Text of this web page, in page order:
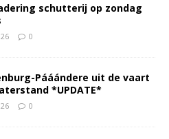
schutterij op zondag
0
Pááándere uit de vaart
*UPDATE*
0